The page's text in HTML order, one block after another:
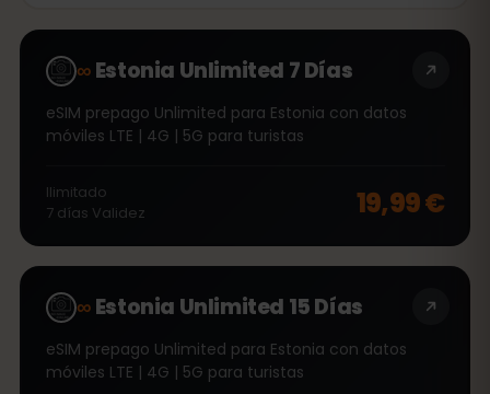
∞Estonia Unlimited 7 Días
eSIM prepago Unlimited para Estonia con datos
móviles LTE | 4G | 5G para turistas
Ilimitado
7 días Validez 19,99 €
∞Estonia Unlimited 15 Días
eSIM prepago Unlimited para Estonia con datos
móviles LTE | 4G | 5G para turistas